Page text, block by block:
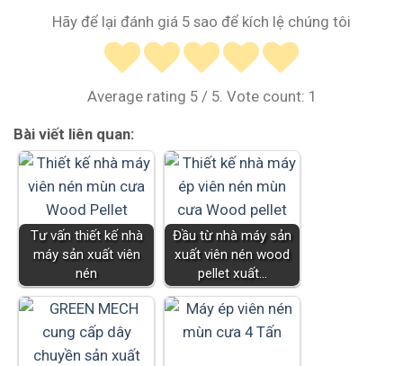
Hãy để lại đánh giá 5 sao để kích lệ chúng tôi
Average rating 5/ 5. Vote count: 1
Bài viết liên quan:
Tư vấn thiết kế nhà
máy sản xuất viên
nén
Đầu từ nhà máy sản
xuất viên nén wood
pellet xuất…